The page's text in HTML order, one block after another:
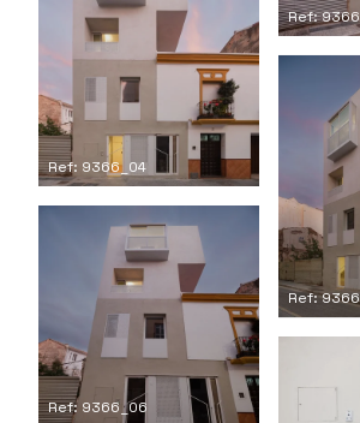
Ref:
Ref: 9366_04
Ref:
Ref: 9366_06